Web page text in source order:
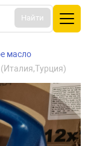
Найти
масло